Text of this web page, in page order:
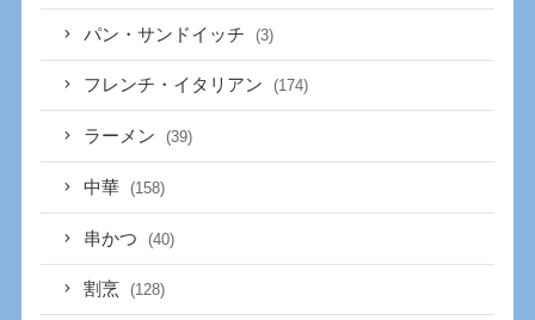
パン・サンドイッチ (3)
フレンチ・イタリアン (174)
ラーメン (39)
中華 (158)
串かつ (40)
割烹 (128)